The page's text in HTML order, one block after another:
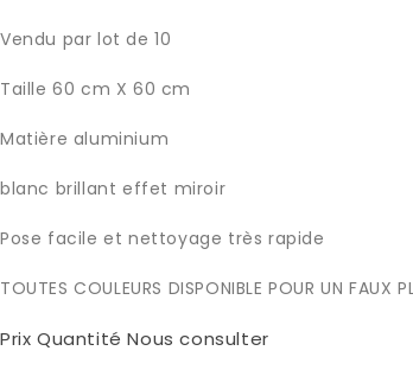
Vendu par lot de 10
Taille 60 cm X 60 cm
Matière aluminium
blanc brillant effet miroir
Pose facile et nettoyage très rapide
TOUTES COULEURS DISPONIBLE POUR UN FAUX
Prix Quantité Nous consulter